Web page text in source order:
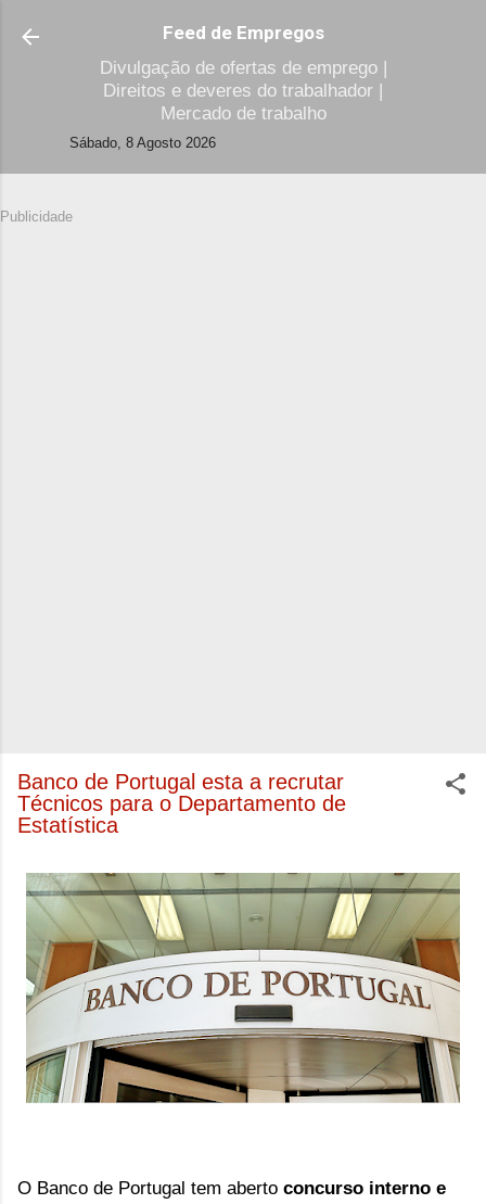
Avançar para o conteúdo principal
Feed de Empregos
Divulgação de ofertas de emprego |
Direitos e deveres do trabalhador |
Mercado de trabalho
Sábado, 8 Agosto 2026
Publicidade
Banco de Portugal esta a recrutar
Técnicos para o Departamento de
Estatística
O Banco de Portugal tem aberto concurso interno e